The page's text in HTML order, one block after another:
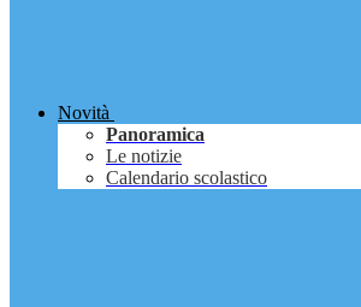
Novità
Panoramica
Le notizie
Calendario scolastico